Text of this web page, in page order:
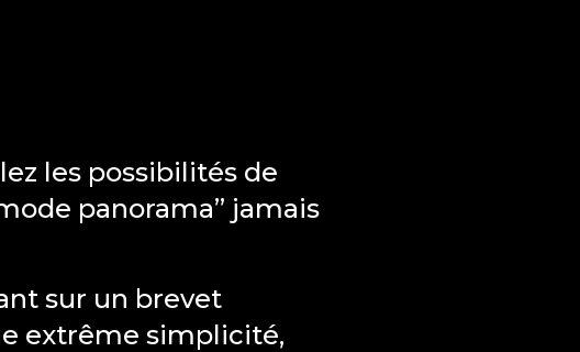
les possibilités de
panorama” jamais
sur un brevet
extrême simplicité,